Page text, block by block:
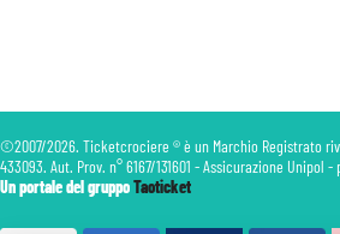
©2007/2026. Ticketcrociere ® è un Marchio Registrato
433093. Aut. Prov. n° 6167/131601 - Assicurazione Unipol -
Un portale del gruppoTaoticket